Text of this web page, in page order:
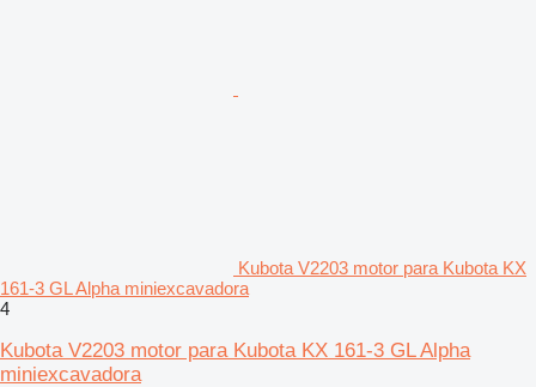
Kubota V2203 motor para Kubota KX
161-3 GL Alpha miniexcavadora
4
Kubota V2203 motor para Kubota KX 161-3 GL Alpha
miniexcavadora